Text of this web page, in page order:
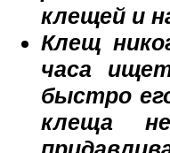
клещей и
Клещ
часа
быстро
клеща